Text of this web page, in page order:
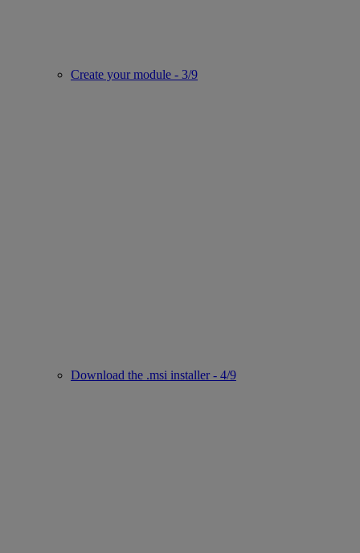
Create your module - 3/9
Download the .msi installer - 4/9